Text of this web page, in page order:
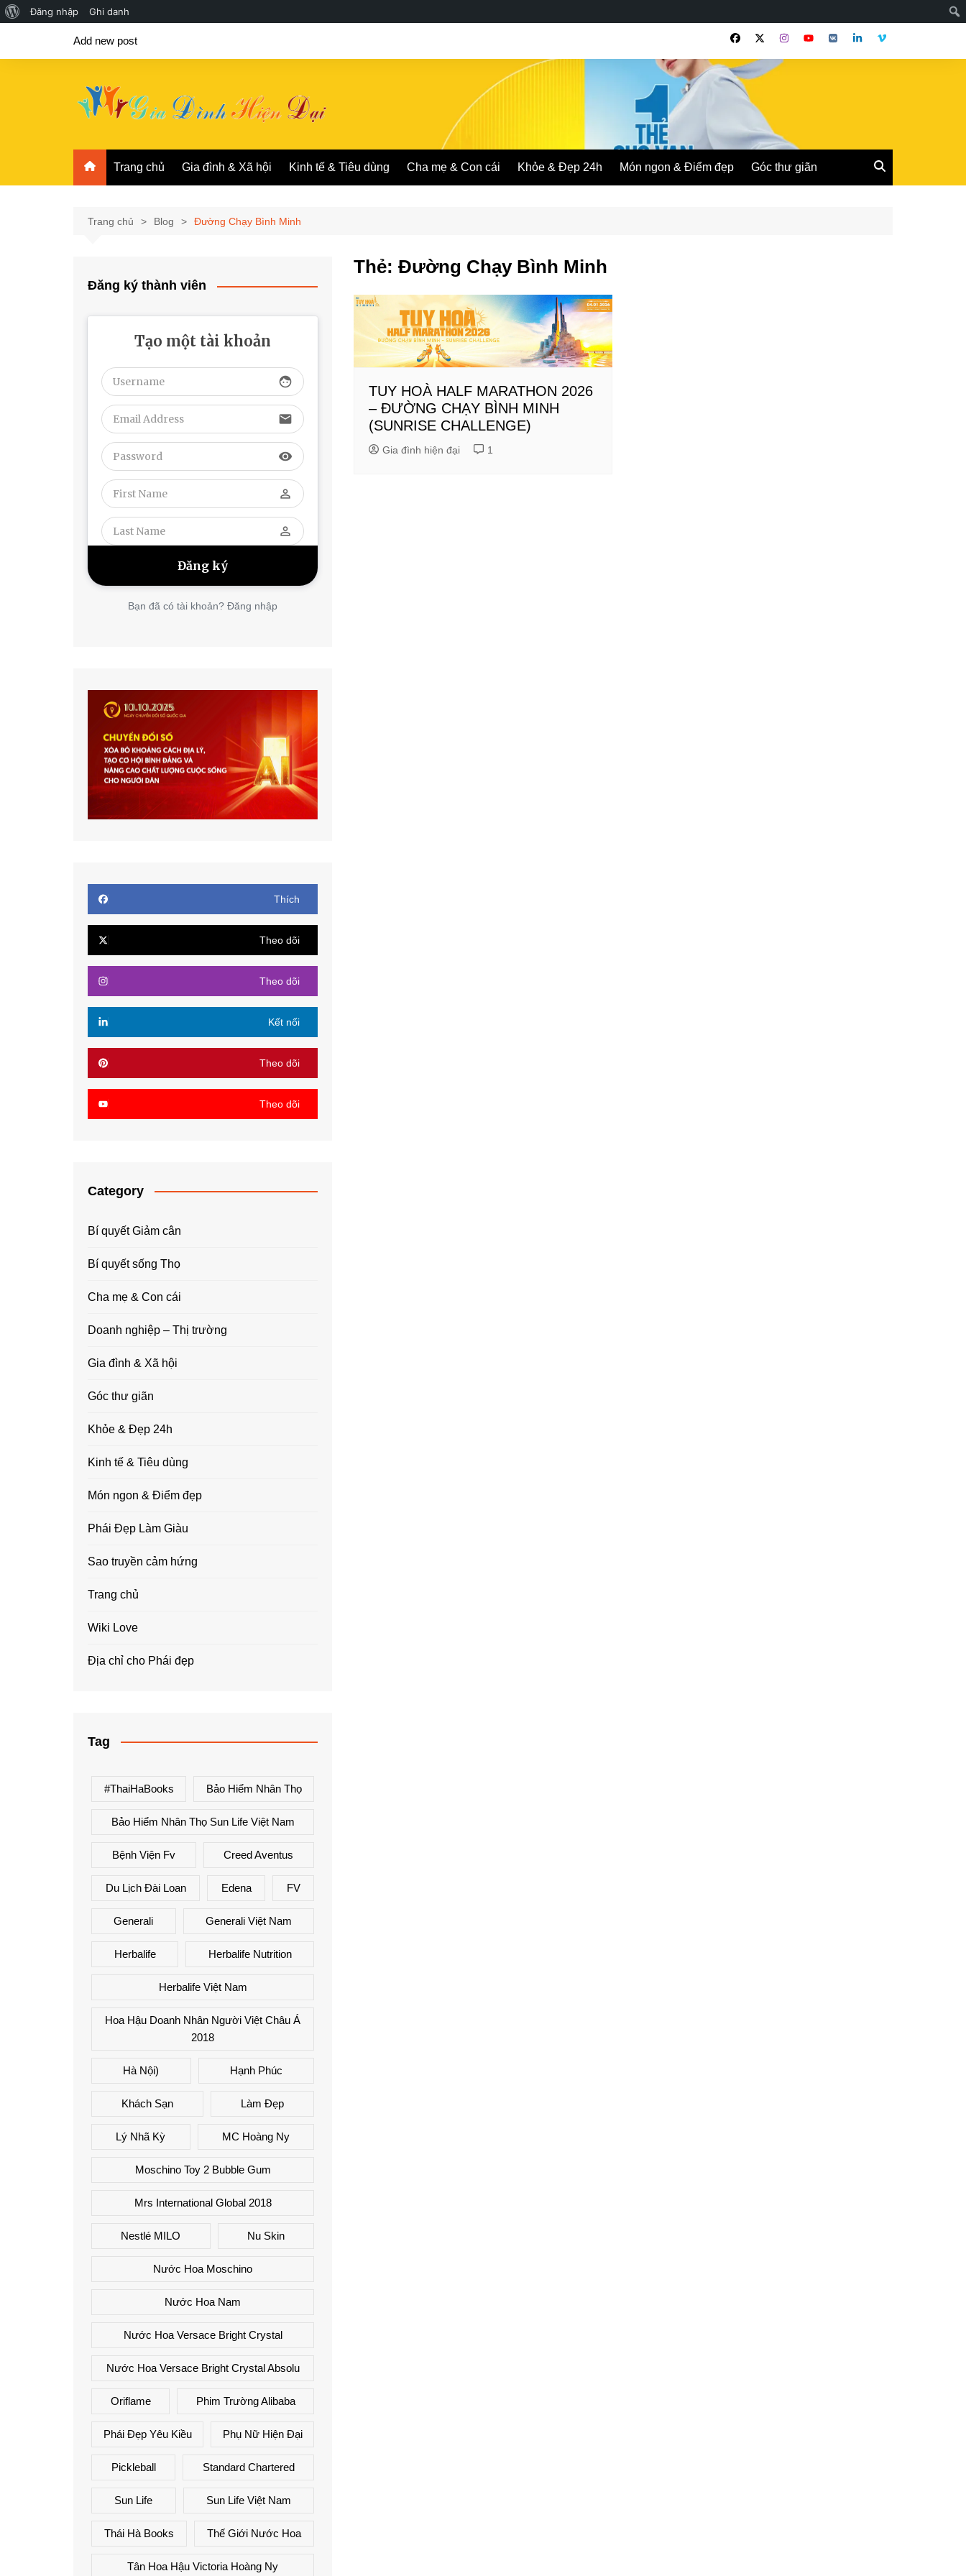
Giới
về
Đăng nhập Ghi danh
Add new post
Trang chủ Gia đình & Xã hội Kinh tế & Tiêu dùng Cha mẹ & Con cái Khỏe & Đẹp 24h Món ngon & Điểm đẹp Góc thư giãn
Trang chủ Blog Đường Chạy Bình Minh
Thẻ: Đường Chạy Bình Minh
TUY HOÀ HALF MARATHON 2026
– ĐƯỜNG CHẠY BÌNH MINH
(SUNRISE CHALLENGE)
Gia đình hiện đại 1
Đăng ký thành viên
Tạo một tài khoản
face
email
visibility
perm_identity
perm_identity
Bạn đã có tài khoản? Đăng nhập
Thích
Theo dõi
Theo dõi
Kết nối
Theo dõi
Theo dõi
Category
Bí quyết Giảm cân
Bí quyết sống Thọ
Cha mẹ & Con cái
Doanh nghiệp – Thị trường
Gia đình & Xã hội
Góc thư giãn
Khỏe & Đẹp 24h
Kinh tế & Tiêu dùng
Món ngon & Điểm đẹp
Phái Đẹp Làm Giàu
Sao truyền cảm hứng
Trang chủ
Wiki Love
Địa chỉ cho Phái đẹp
Tag
#ThaiHaBooks Bảo Hiểm Nhân Thọ
Bảo Hiểm Nhân Thọ Sun Life Việt Nam
Bệnh Viện Fv Creed Aventus
Du Lịch Đài Loan Edena FV
Generali Generali Việt Nam
Herbalife Herbalife Nutrition
Herbalife Việt Nam
Hoa Hậu Doanh Nhân Người Việt Châu Á
2018
Hà Nội) Hạnh Phúc
Khách Sạn Làm Đẹp
Lý Nhã Kỳ MC Hoàng Ny
Moschino Toy 2 Bubble Gum
Mrs International Global 2018
Nestlé MILO Nu Skin
Nước Hoa Moschino
Nước Hoa Nam
Nước Hoa Versace Bright Crystal
Nước Hoa Versace Bright Crystal Absolu
Oriflame Phim Trường Alibaba
Phái Đẹp Yêu Kiều Phụ Nữ Hiện Đại
Pickleball Standard Chartered
Sun Life Sun Life Việt Nam
Thái Hà Books Thế Giới Nước Hoa
Tân Hoa Hậu Victoria Hoàng Ny